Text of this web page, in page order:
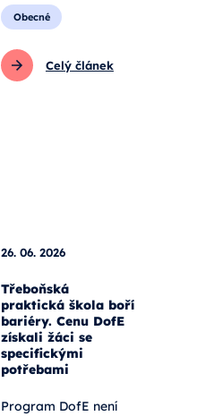
Obecné
Celý článek
26. 06. 2026
Třeboňská
praktická škola boří
bariéry. Cenu DofE
získali žáci se
specifickými
potřebami
Program DofE není